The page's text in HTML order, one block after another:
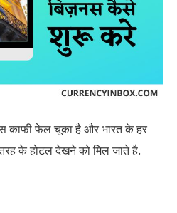
काफी फेल चूका है और भारत के हर
के होटल देखने को मिल जाते है.